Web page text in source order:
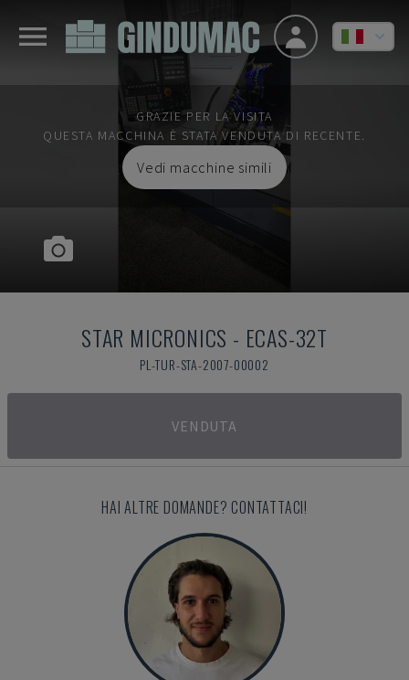
GRAZIE PER LA VISITA
QUESTA MACCHINA È STATA VENDUTA DI RECENTE.
Vedi macchine simili
STAR MICRONICS - ECAS-32T
PL-TUR-STA-2007-00002
VENDUTA
HAI ALTRE DOMANDE? CONTATTACI!